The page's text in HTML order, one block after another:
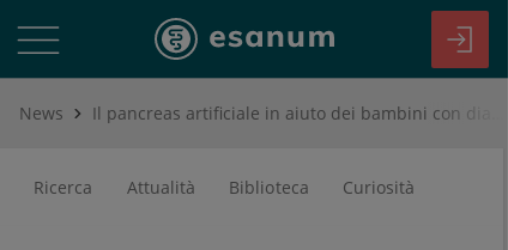
News
Ricerca Attualità Biblioteca Curiosità